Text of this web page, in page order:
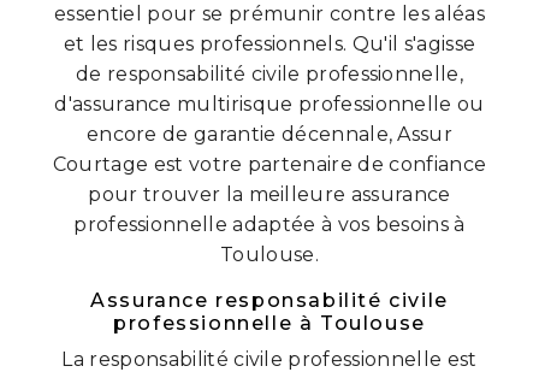
essentiel pour se prémunir contre les aléas
et les risques professionnels. Qu'il s'agisse
de responsabilité civile professionnelle,
d'assurance multirisque professionnelle ou
encore de garantie décennale, Assur
Courtage est votre partenaire de confiance
pour trouver la meilleure assurance
professionnelle adaptée à vos besoins à
Toulouse.
Assurance responsabilité civile
professionnelle à Toulouse
La responsabilité civile professionnelle est